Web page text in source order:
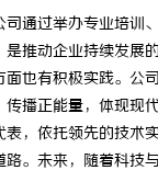
通过举办专业培
推动企业持续发展
也有积极实践。
播正能量，体现现
，依托领先的技
。未来，随着科